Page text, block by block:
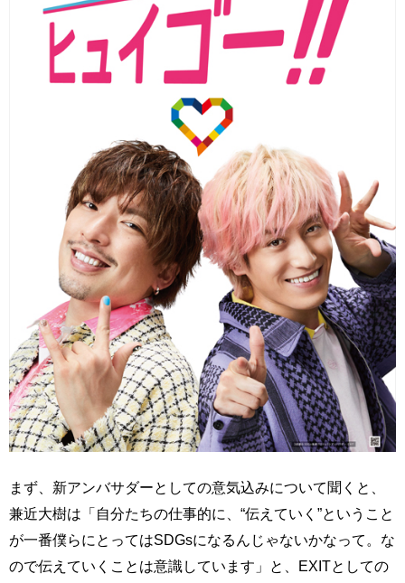
まず、新アンバサダーとしての意気込みについて聞くと、
兼近大樹は「自分たちの仕事的に、“伝えていく”ということ
が一番僕らにとってはSDGsになるんじゃないかなって。な
ので伝えていくことは意識しています」と、EXITとしての